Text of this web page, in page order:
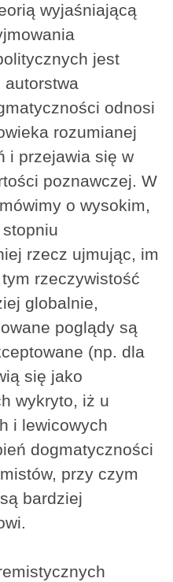
wyjaśniającą
jest
autorstwa
odnosi
rozumianej
i przejawia się w
poznawczej. W
o wysokim,
rzecz ujmując, im
rzeczywistość
globalnie,
poglądy są
(np. dla
się jako
wykryto, iż u
i lewicowych
dogmatyczności
przy czym
bardziej